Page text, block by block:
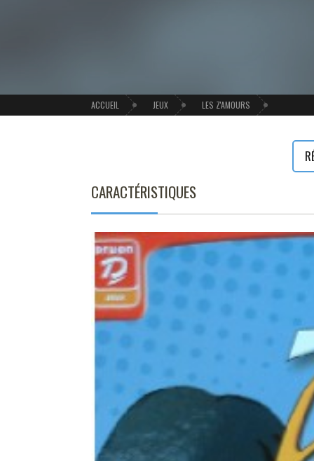
ACCUEIL JEUX LES Z'AMOURS
CARACTÉRISTIQUES